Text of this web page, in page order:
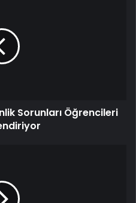
Sorunları Öğrencileri